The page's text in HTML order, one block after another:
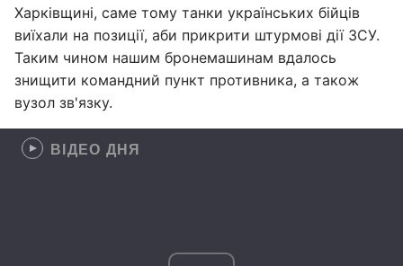
Харківщині, саме тому танки українських бійців
виїхали на позиції, аби прикрити штурмові дії ЗСУ.
Таким чином нашим бронемашинам вдалось
знищити командний пункт противника, а також
вузол зв'язку.
ВІДЕО ДНЯ